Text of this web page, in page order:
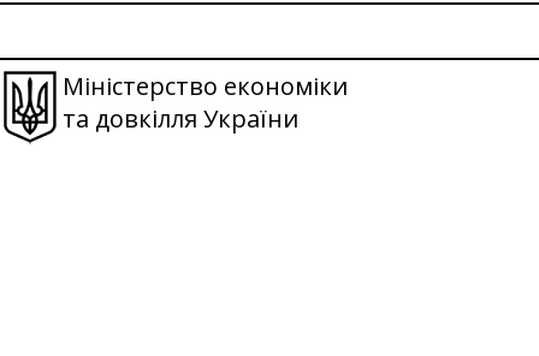
Міністерство економіки
та довкілля України